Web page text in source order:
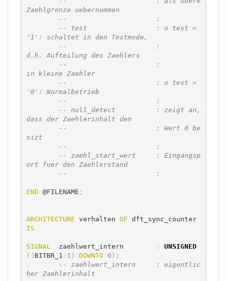
Zaehlgrenze uebernommen
--			:
-- test			: o test =
'1': schaltet in den Testmode,
--			:
d.h. Aufteilung des Zaehlers
--			:
in kleine Zaehler
--			: o test =
'0': Normalbetrieb
--			:
-- null_detect		: zeigt an,
dass der Zaehlerinhalt den
--			: Wert 0 be
sizt
--			:
-- zaehl_start_wert	: Eingangsp
ort fuer den Zaehlerstand
--			:
END @FILENAME ;
ARCHITECTURE verhalten OF
dft_sync_counter
IS
SIGNAL :
UNSIGNED
( ( BITBR_1 - 1 ) DOWNTO 0 ) ;
-- zaehlwert_intern	: eigentlic
her Zaehlerinhalt